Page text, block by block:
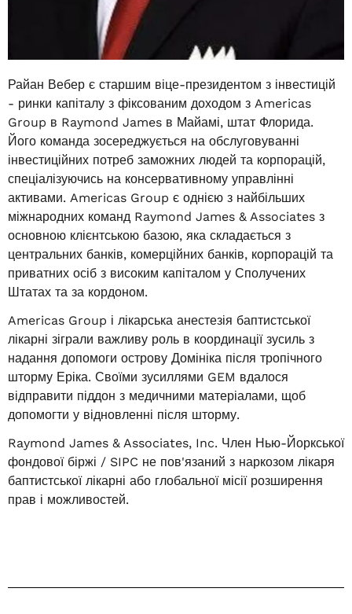
Райан Вебер є старшим віце-президентом з інвестицій
- ринки капіталу з фіксованим доходом з Americas
Group в Raymond James в Майамі, штат Флорида.
Його команда зосереджується на обслуговуванні
інвестиційних потреб заможних людей та корпорацій,
спеціалізуючись на консервативному управлінні
активами. Americas Group є однією з найбільших
міжнародних команд Raymond James & Associates з
основною клієнтською базою, яка складається з
центральних банків, комерційних банків, корпорацій та
приватних осіб з високим капіталом у Сполучених
Штатах та за кордоном.
Americas Group і лікарська анестезія баптистської
лікарні зіграли важливу роль в координації зусиль з
надання допомоги острову Домініка після тропічного
шторму Еріка. Своїми зусиллями GEM вдалося
відправити піддон з медичними матеріалами, щоб
допомогти у відновленні після шторму.
Raymond James & Associates, Inc. Член Нью-Йоркської
фондової біржі / SIPC не пов'язаний з наркозом лікаря
баптистської лікарні або глобальної місії розширення
прав і можливостей.